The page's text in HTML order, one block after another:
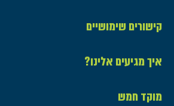
קישורים שימושיים
איך מגיעים אלינו?
מוקד חמש